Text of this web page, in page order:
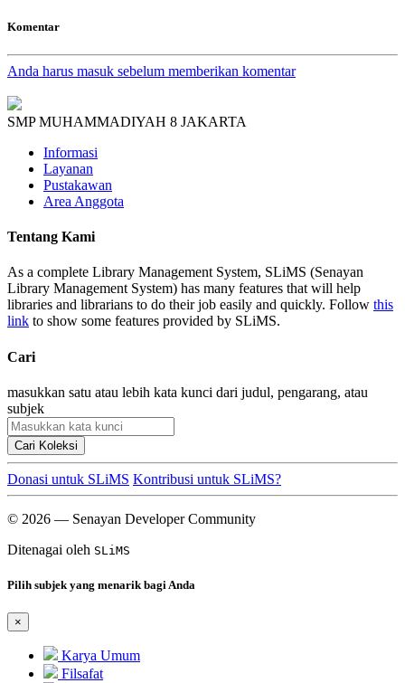
Komentar
Anda harus masuk sebelum memberikan komentar
SMP MUHAMMADIYAH 8 JAKARTA
Informasi
Layanan
Pustakawan
Area Anggota
Tentang Kami
As a complete Library Management System, SLiMS (Senayan
Library Management System) has many features that will help
libraries and librarians to do their job easily and quickly. Follow this
link to show some features provided by SLiMS.
Cari
masukkan satu atau lebih kata kunci dari judul, pengarang, atau
subjek
Cari Koleksi
Donasi untuk SLiMS Kontribusi untuk SLiMS?
© 2026 — Senayan Developer Community
Ditenagai oleh SLiMS
Pilih subjek yang menarik bagi Anda
×
Karya Umum
Filsafat